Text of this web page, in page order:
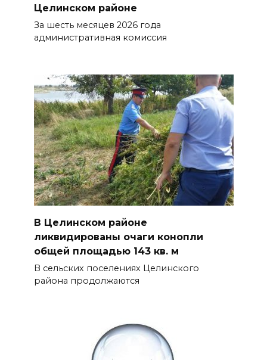
Целинском районе
За шесть месяцев 2026 года
административная комиссия
В Целинском районе
ликвидированы очаги конопли
общей площадью 143 кв. м
В сельских поселениях Целинского
района продолжаются